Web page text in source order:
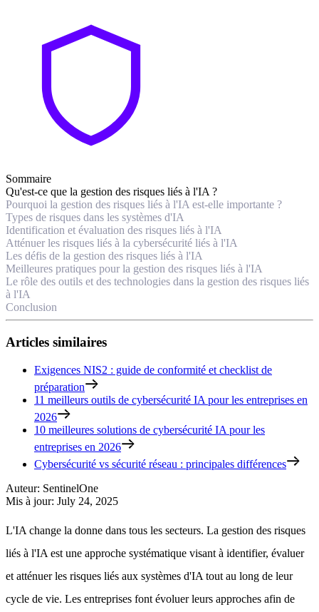
Sommaire
Qu'est-ce que la gestion des risques liés à l'IA ?
Pourquoi la gestion des risques liés à l'IA est-elle importante ?
Types de risques dans les systèmes d'IA
Identification et évaluation des risques liés à l'IA
Atténuer les risques liés à la cybersécurité liés à l'IA
Les défis de la gestion des risques liés à l'IA
Meilleures pratiques pour la gestion des risques liés à l'IA
Le rôle des outils et des technologies dans la gestion des risques liés
à l'IA
Conclusion
Articles similaires
Exigences NIS2 : guide de conformité et checklist de
préparation
11 meilleurs outils de cybersécurité IA pour les entreprises en
2026
10 meilleures solutions de cybersécurité IA pour les
entreprises en 2026
Cybersécurité vs sécurité réseau : principales différences
Auteur: SentinelOne
Mis à jour: July 24, 2025
L'IA change la donne dans tous les secteurs. La gestion des risques
liés à l'IA est une approche systématique visant à identifier, évaluer
et atténuer les risques liés aux systèmes d'IA tout au long de leur
cycle de vie. Les entreprises font évoluer leurs approches afin de